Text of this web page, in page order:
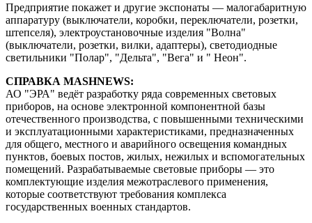
Предприятие покажет и другие экспонаты — малогабаритную
аппаратуру (выключатели, коробки, переключатели, розетки,
штепселя), электроустановочные изделия "Волна"
(выключатели, розетки, вилки, адаптеры), светодиодные
светильники "Полар", "Дельта", "Вега" и " Неон".
СПРАВКА MASHNEWS:
АО "ЭРА" ведёт разработку ряда современных световых
приборов, на основе электронной компонентной базы
отечественного производства, с повышенными техническими
и эксплуатационными характеристиками, предназначенных
для общего, местного и аварийного освещения командных
пунктов, боевых постов, жилых, нежилых и вспомогательных
помещений. Разрабатываемые световые приборы — это
комплектующие изделия межотраслевого применения,
которые соответствуют требования комплекса
государственных военных стандартов.